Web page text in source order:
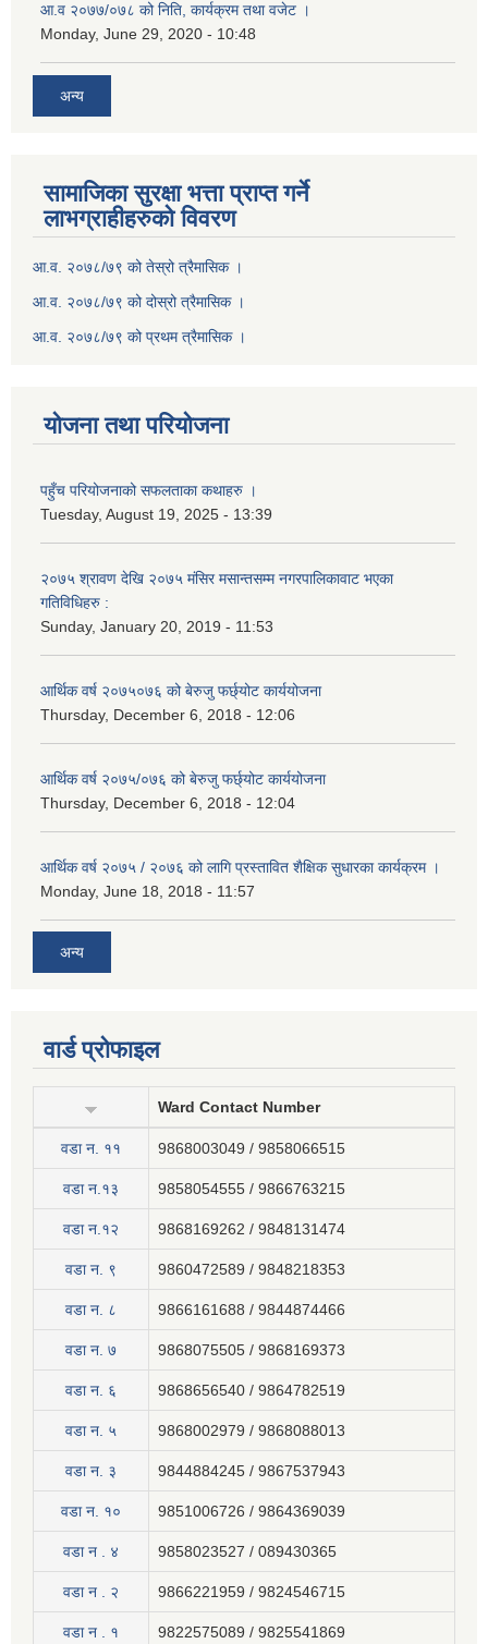
आ.व २०७७/०७८ को निति, कार्यक्रम तथा वजेट ।
Monday, June 29, 2020 - 10:48
अन्य
सामाजिका सुरक्षा भत्ता प्राप्त गर्ने
लाभग्राहीहरुको विवरण
आ.व. २०७८/७९ को तेस्रो त्रैमासिक ।
आ.व. २०७८/७९ को दोस्रो त्रैमासिक ।
आ.व. २०७८/७९ को प्रथम त्रैमासिक ।
योजना तथा परियोजना
पहुँच परियोजनाको सफलताका कथाहरु ।
Tuesday, August 19, 2025 - 13:39
२०७५ श्रावण देखि २०७५ मंसिर मसान्तसम्म नगरपालिकावाट भएका
गतिविधिहरु :
Sunday, January 20, 2019 - 11:53
आर्थिक वर्ष २०७५०७६ को बेरुजु फर्छ्योट कार्ययोजना
Thursday, December 6, 2018 - 12:06
आर्थिक वर्ष २०७५/०७६ को बेरुजु फर्छ्योट कार्ययोजना
Thursday, December 6, 2018 - 12:04
आर्थिक वर्ष २०७५ / २०७६ को लागि प्रस्तावित शैक्षिक सुधारका कार्यक्रम ।
Monday, June 18, 2018 - 11:57
अन्य
वार्ड प्रोफाइल
Ward Contact Number
वडा न‍. ११ 9868003049 / 9858066515
वडा न.१३ 9858054555 / 9866763215
वडा न.१२ 9868169262 / 9848131474
वडा न. ९ 9860472589 / 9848218353
वडा न. ८ 9866161688 / 9844874466
वडा न. ७ 9868075505 / 9868169373
वडा न. ६ 9868656540 / 9864782519
वडा न. ५ 9868002979 / 9868088013
वडा न. ३ 9844884245 / 9867537943
वडा न. १० 9851006726 / 9864369039
वडा न . ४ 9858023527 / 089430365
वडा न . २ 9866221959 / 9824546715
वडा न . १ 9822575089 / 9825541869